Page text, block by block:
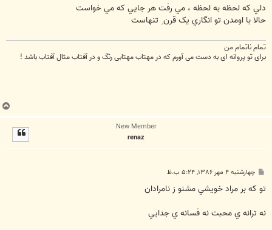
ت
دلي که لحظه به لحظه ، مي رفت هر جايي که مي خواست
حالا با اومدن تو انگاري يک قرن ِ تنهاست
تمام ناتمام من
برای تو پروانه ای به دست می آورم که در مهتاب مهتابی رنگ و در آفتاب مثال آفتاب باشد !
ب
ا
New Member
renaz
پ
ت
چهارشنبه ۴ مهر ۱۳۸۶, ۵:۲۴ ب.ظ
تو كه بر مراد خويشي مشنو ز نامرادان
نه ترانه ي محبت نه فسانه ي جدايي